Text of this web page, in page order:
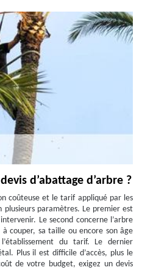
d’abattage d’arbre ?
coûteuse et le tarif appliqué par les
plusieurs paramètres. Le premier est
Le second concerne l’arbre
couper, sa taille ou encore son âge
du tarif. Le dernier
Plus il est difficile d’accès, plus le
de votre budget, exigez un devis